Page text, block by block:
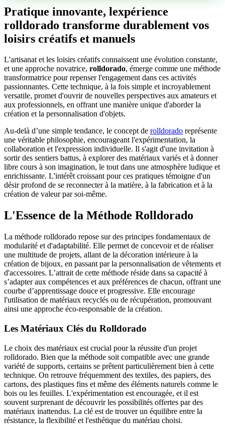
Pratique innovante, lexpérience
rolldorado transforme durablement vos
loisirs créatifs et manuels
L'artisanat et les loisirs créatifs connaissent une évolution constante,
et une approche novatrice, rolldorado, émerge comme une méthode
transformatrice pour repenser l'engagement dans ces activités
passionnantes. Cette technique, à la fois simple et incroyablement
versatile, promet d'ouvrir de nouvelles perspectives aux amateurs et
aux professionnels, en offrant une manière unique d'aborder la
création et la personnalisation d'objets.
Au-delà d’une simple tendance, le concept de rolldorado représente
une véritable philosophie, encourageant l'expérimentation, la
collaboration et l'expression individuelle. Il s'agit d'une invitation à
sortir des sentiers battus, à explorer des matériaux variés et à donner
libre cours à son imagination, le tout dans une atmosphère ludique et
enrichissante. L'intérêt croissant pour ces pratiques témoigne d'un
désir profond de se reconnecter à la matière, à la fabrication et à la
création de valeur par soi-même.
L'Essence de la Méthode Rolldorado
La méthode rolldorado repose sur des principes fondamentaux de
modularité et d'adaptabilité. Elle permet de concevoir et de réaliser
une multitude de projets, allant de la décoration intérieure à la
création de bijoux, en passant par la personnalisation de vêtements et
d'accessoires. L’attrait de cette méthode réside dans sa capacité à
s’adapter aux compétences et aux préférences de chacun, offrant une
courbe d’apprentissage douce et progressive. Elle encourage
l'utilisation de matériaux recyclés ou de récupération, promouvant
ainsi une approche éco-responsable de la création.
Les Matériaux Clés du Rolldorado
Le choix des matériaux est crucial pour la réussite d'un projet
rolldorado. Bien que la méthode soit compatible avec une grande
variété de supports, certains se prêtent particulièrement bien à cette
technique. On retrouve fréquemment des textiles, des papiers, des
cartons, des plastiques fins et même des éléments naturels comme le
bois ou les feuilles. L'expérimentation est encouragée, et il est
souvent surprenant de découvrir les possibilités offertes par des
matériaux inattendus. La clé est de trouver un équilibre entre la
résistance, la flexibilité et l'esthétique du matériau choisi.